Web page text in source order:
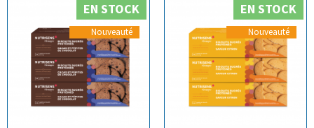
EN STOCK EN STOCK